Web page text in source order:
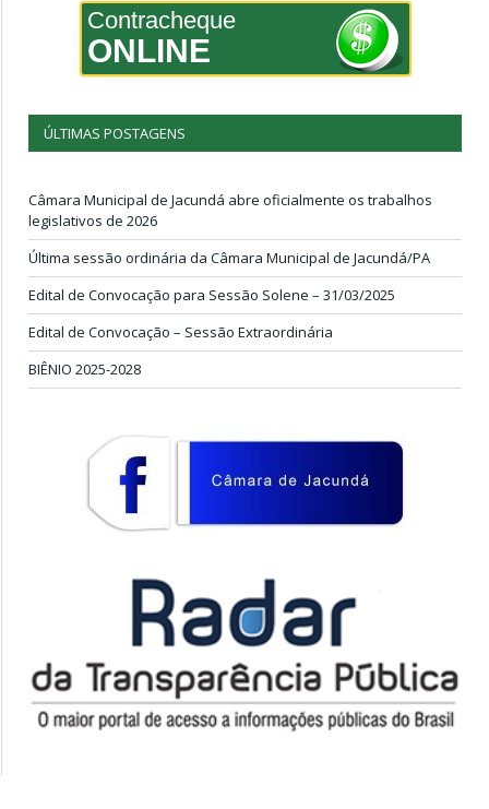
Contracheque
ONLINE
ÚLTIMAS POSTAGENS
Câmara Municipal de Jacundá abre oficialmente os trabalhos
legislativos de 2026
Última sessão ordinária da Câmara Municipal de Jacundá/PA
Edital de Convocação para Sessão Solene – 31/03/2025
Edital de Convocação – Sessão Extraordinária
BIÊNIO 2025-2028